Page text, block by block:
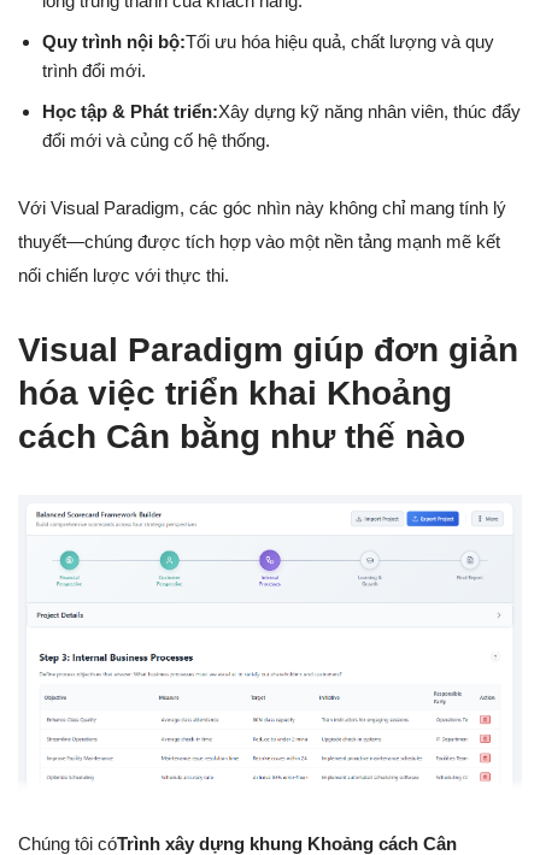
Quy trình nội bộ:Tối ưu hóa hiệu quả, chất lượng và quy
trình đổi mới.
Học tập & Phát triển:Xây dựng kỹ năng nhân viên, thúc đẩy
đổi mới và củng cố hệ thống.
Với Visual Paradigm, các góc nhìn này không chỉ mang tính lý
thuyết—chúng được tích hợp vào một nền tảng mạnh mẽ kết
nối chiến lược với thực thi.
Visual Paradigm giúp đơn giản
hóa việc triển khai Khoảng
cách Cân bằng như thế nào
Chúng tôi cóTrình xây dựng khung Khoảng cách Cân